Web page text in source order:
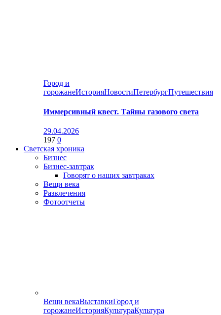
Город и
горожанеИсторияНовостиПетербургПутешествия
Иммерсивный квест. Тайны газового света
29.04.2026
197 0
Светская хроника
Бизнес
Бизнес-завтрак
Говорят о наших завтраках
Вещи века
Развлечения
Фотоотчеты
Вещи векаВыставкиГород и
горожанеИсторияКультураКультура